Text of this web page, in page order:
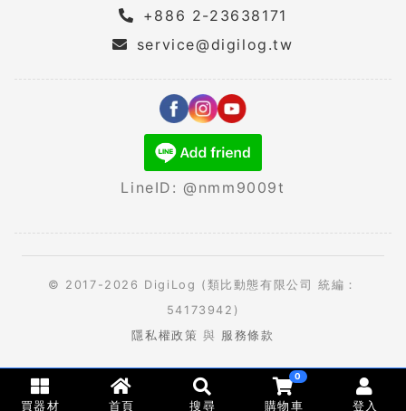
+886 2-23638171
service@digilog.tw
LineID: @nmm9009t
© 2017-2026 DigiLog (類比動態有限公司 統編：
54173942)
隱私權政策 與 服務條款
買器材 首頁 搜尋
0
購物車 登入